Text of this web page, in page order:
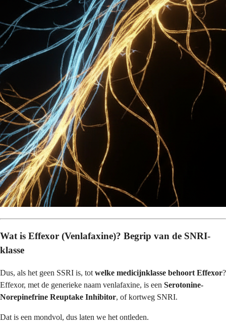
Wat is Effexor (Venlafaxine)? Begrip van de SNRI-
klasse
Dus, als het geen SSRI is, tot welke medicijnklasse behoort Effexor?
Effexor, met de generieke naam venlafaxine, is een Serotonine-
Norepinefrine Reuptake Inhibitor, of kortweg SNRI.
Dat is een mondvol, dus laten we het ontleden.